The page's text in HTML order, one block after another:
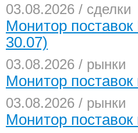
03.08.2026 / сделки
Монитор
30.07)
03.08.2026 / рынки
Монитор
03.08.2026 / рынки
Монитор